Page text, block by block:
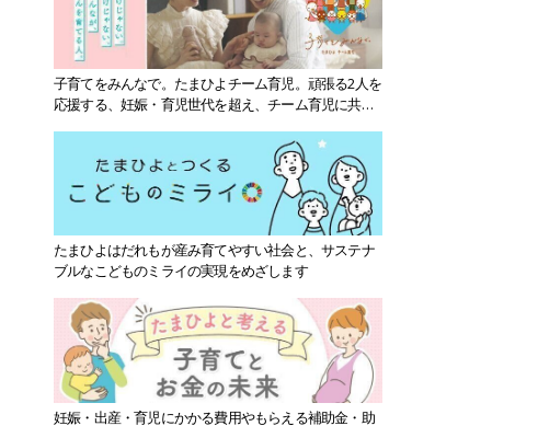
子育てをみんなで。たまひよチーム育児。頑張る2人を
応援する、妊娠・育児世代を超え、チーム育児に共感
たまひよはだれもが産み育てやすい社会と、サステナ
ブルなこどものミライの実現をめざします
妊娠・出産・育児にかかる費用やもらえる補助金・助